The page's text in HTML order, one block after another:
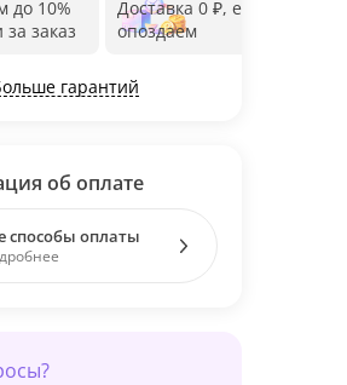
до 10%
заказ
Доставка 0 ₽, если
опоздаем
гарантий
об оплате
способы оплаты